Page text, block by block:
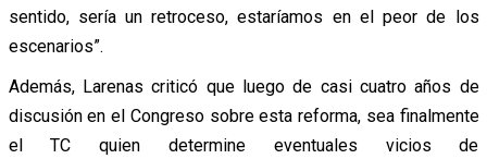
sentido, sería un retroceso, estaríamos en el peor de los
escenarios”.
Además, Larenas criticó que luego de casi cuatro años de
discusión en el Congreso sobre esta reforma, sea finalmente
el TC quien determine eventuales vicios de